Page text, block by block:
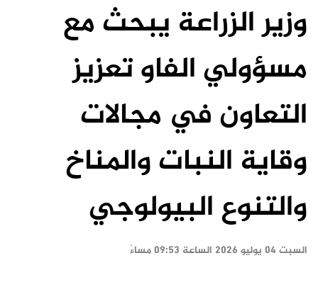
وزير الزراعة يبحث مع
مسؤولي الفاو تعزيز
التعاون في مجالات
وقاية النبات والمناخ
والتنوع البيولوجي
السبت ٠٤ يوليو ٢٠٢٦ الساعة ٠٩:٥٣ مساءً